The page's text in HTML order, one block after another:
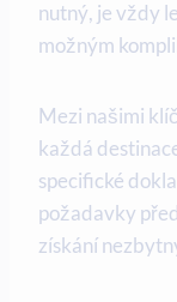
nutný, je vždy
možným
Mezi našimi
každá
specifické
požadavky
získání